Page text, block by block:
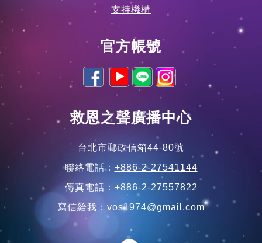
支持機構
官方帳號
救恩之聲廣播中心
台北市郵政信箱44-80號
聯絡電話： +886-2-27541144
傳真電話：+886-2-27557822
寫信給我： vos1974@gmail.com